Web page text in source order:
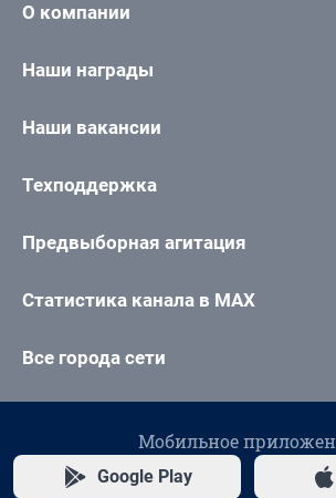
О компании
Наши награды
Наши вакансии
Техподдержка
Предвыборная агитация
Статистика канала в MAX
Все города сети
Мобильное
Google Play